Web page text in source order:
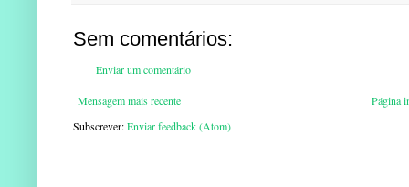
Sem comentários:
Enviar um comentário
Mensagem mais recente
Página
Subscrever:Enviar feedback (Atom)